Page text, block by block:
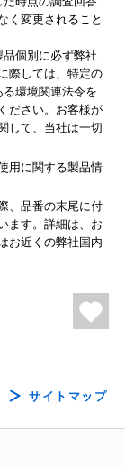
く変更されること
個別に必ず弊社
際しては、特定の
環境関連法令を
ださい。お客様が
して、当社は一切
用に関する製品情
、品番の末尾に付
ます。詳細は、お
お近くの弊社国内
サイトマップ